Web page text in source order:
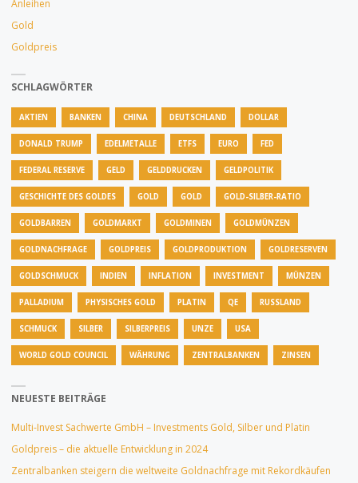
Anleihen
Gold
Goldpreis
SCHLAGWÖRTER
AKTIEN BANKEN CHINA DEUTSCHLAND DOLLAR
DONALD TRUMP EDELMETALLE ETFS EURO FED
FEDERAL RESERVE GELD GELDDRUCKEN GELDPOLITIK
GESCHICHTE DES GOLDES GOLD GOLD GOLD-SILBER-RATIO
GOLDBARREN GOLDMARKT GOLDMINEN GOLDMÜNZEN
GOLDNACHFRAGE GOLDPREIS GOLDPRODUKTION GOLDRESERVEN
GOLDSCHMUCK INDIEN INFLATION INVESTMENT MÜNZEN
PALLADIUM PHYSISCHES GOLD PLATIN QE RUSSLAND
SCHMUCK SILBER SILBERPREIS UNZE USA
WORLD GOLD COUNCIL WÄHRUNG ZENTRALBANKEN ZINSEN
NEUESTE BEITRÄGE
Multi-Invest Sachwerte GmbH – Investments Gold, Silber und Platin
Goldpreis – die aktuelle Entwicklung in 2024
Zentralbanken steigern die weltweite Goldnachfrage mit Rekordkäufen